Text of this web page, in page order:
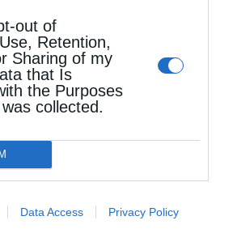
out of
Retention,
Sharing of my
that Is
the Purposes
collected.
Data Access Privacy Policy
Ανθηρού Αγράφων